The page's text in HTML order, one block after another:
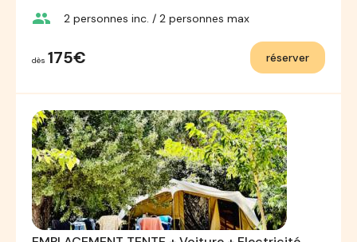
group 2 personnes inc. / 2 personnes max
dès 175€ réserver